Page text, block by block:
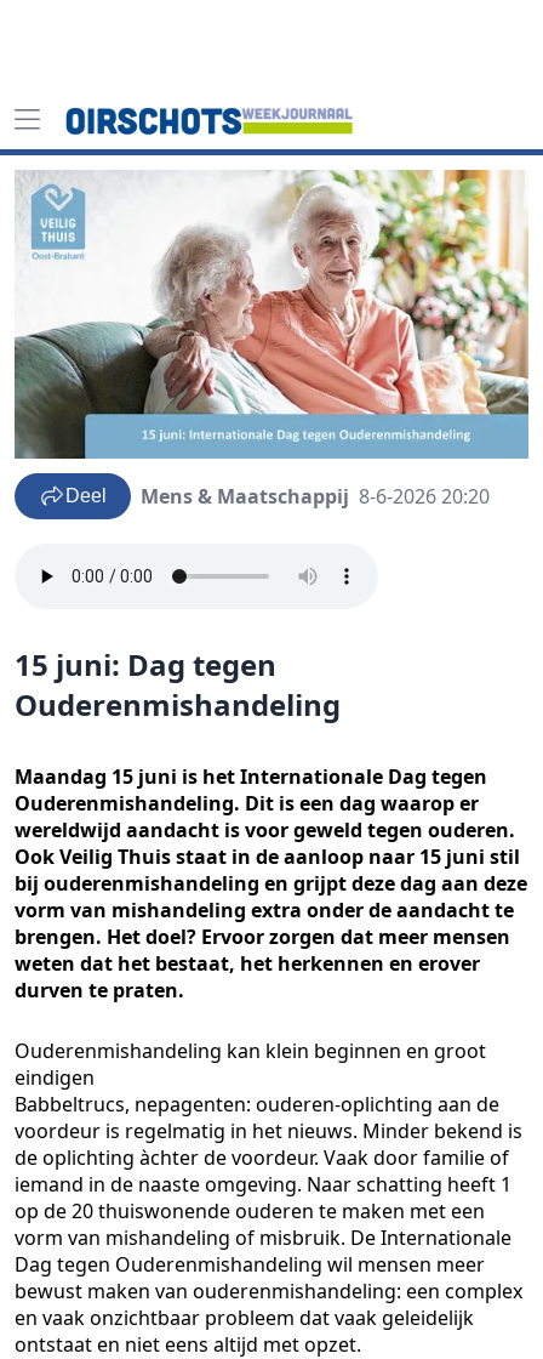
Deel Mens & Maatschappij 8-6-2026 20:20
15 juni: Dag tegen
Ouderenmishandeling
Maandag 15 juni is het Internationale Dag tegen
Ouderenmishandeling. Dit is een dag waarop er
wereldwijd aandacht is voor geweld tegen ouderen.
Ook Veilig Thuis staat in de aanloop naar 15 juni stil
bij ouderenmishandeling en grijpt deze dag aan deze
vorm van mishandeling extra onder de aandacht te
brengen. Het doel? Ervoor zorgen dat meer mensen
weten dat het bestaat, het herkennen en erover
durven te praten.
Ouderenmishandeling kan klein beginnen en groot
eindigen
Babbeltrucs, nepagenten: ouderen-oplichting aan de
voordeur is regelmatig in het nieuws. Minder bekend is
de oplichting àchter de voordeur. Vaak door familie of
iemand in de naaste omgeving. Naar schatting heeft 1
op de 20 thuiswonende ouderen te maken met een
vorm van mishandeling of misbruik. De Internationale
Dag tegen Ouderenmishandeling wil mensen meer
bewust maken van ouderenmishandeling: een complex
en vaak onzichtbaar probleem dat vaak geleidelijk
ontstaat en niet eens altijd met opzet.